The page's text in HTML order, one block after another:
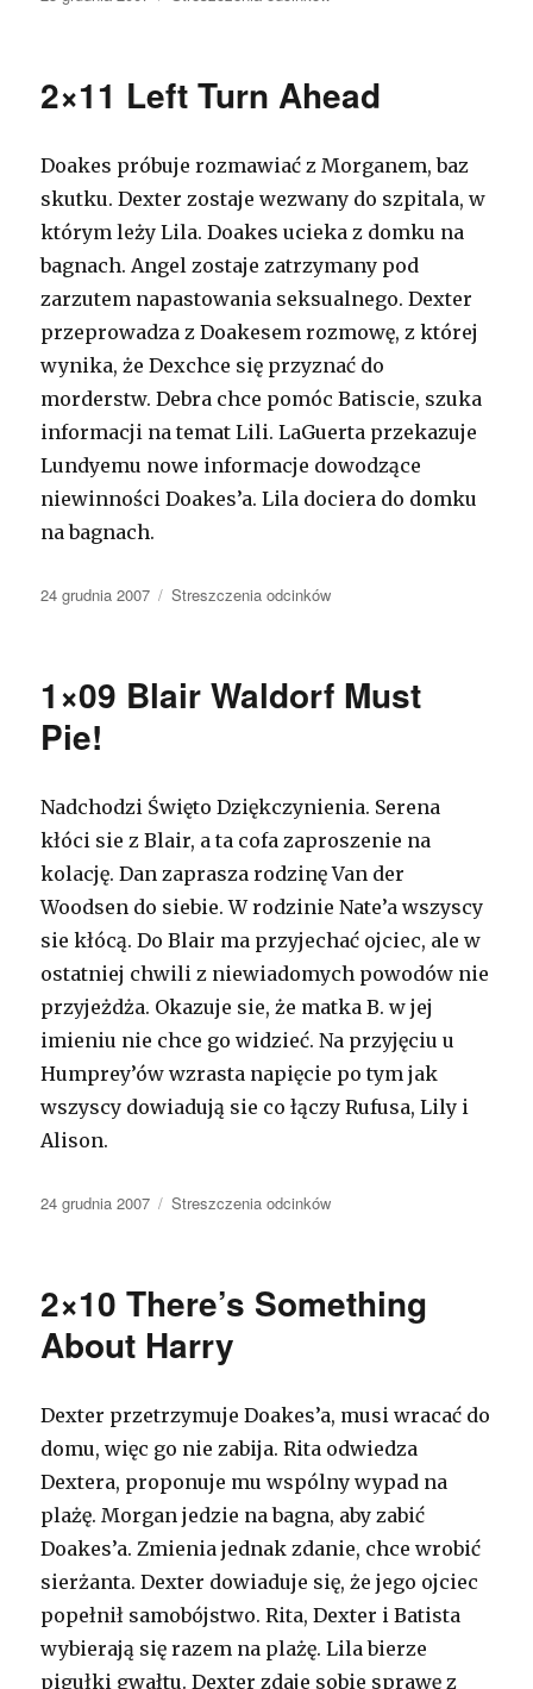
2×11 Left Turn Ahead
Doakes próbuje rozmawiać z Morganem, baz
skutku. Dexter zostaje wezwany do szpitala, w
którym leży Lila. Doakes ucieka z domku na
bagnach. Angel zostaje zatrzymany pod
zarzutem napastowania seksualnego. Dexter
przeprowadza z Doakesem rozmowę, z której
wynika, że Dexchce się przyznać do
morderstw. Debra chce pomóc Batiscie, szuka
informacji na temat Lili. LaGuerta przekazuje
Lundyemu nowe informacje dowodzące
niewinności Doakes’a. Lila dociera do domku
na bagnach.
Opublikowano
24 grudnia 2007 Kategorie
Streszczenia odcinków
1×09 Blair Waldorf Must
Pie!
Nadchodzi Święto Dziękczynienia. Serena
kłóci sie z Blair, a ta cofa zaproszenie na
kolację. Dan zaprasza rodzinę Van der
Woodsen do siebie. W rodzinie Nate’a wszyscy
sie kłócą. Do Blair ma przyjechać ojciec, ale w
ostatniej chwili z niewiadomych powodów nie
przyjeżdża. Okazuje sie, że matka B. w jej
imieniu nie chce go widzieć. Na przyjęciu u
Humprey’ów wzrasta napięcie po tym jak
wszyscy dowiadują sie co łączy Rufusa, Lily i
Alison.
Opublikowano
24 grudnia 2007 Kategorie
Streszczenia odcinków
2×10 There’s Something
About Harry
Dexter przetrzymuje Doakes’a, musi wracać do
domu, więc go nie zabija. Rita odwiedza
Dextera, proponuje mu wspólny wypad na
plażę. Morgan jedzie na bagna, aby zabić
Doakes’a. Zmienia jednak zdanie, chce wrobić
sierżanta. Dexter dowiaduje się, że jego ojciec
popełnił samobójstwo. Rita, Dexter i Batista
wybierają się razem na plażę. Lila bierze
pigułki gwałtu. Dexter zdaje sobie sprawę z